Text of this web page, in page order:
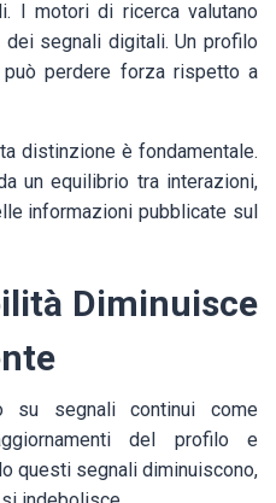
I motori di ricerca valutano
segnali digitali. Un profilo
perdere forza rispetto a
distinzione è fondamentale.
un equilibrio tra interazioni,
informazioni pubblicate sul
Diminuisce
su segnali continui come
del profilo e
questi segnali diminuiscono,